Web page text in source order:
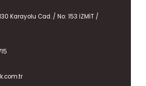
Karayolu Cad. / No: 153 İZMİT /